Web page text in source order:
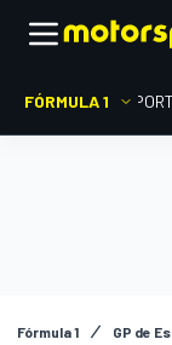
FÓRMULA 1
Fórmula 1 GP de